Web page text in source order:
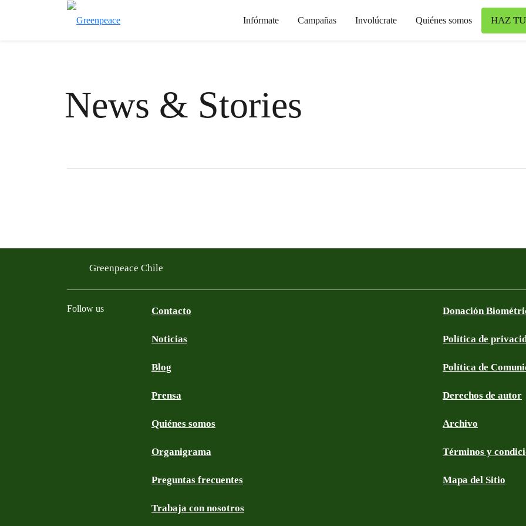
Infórmate Campañas Involúcrate Quiénes somos HAZ
News & Stories
Filtered results
Greenpeace Chile
Follow us Contacto
Noticias
Blog
Prensa
Quiénes somos
Organigrama
Preguntas frecuentes
Trabaja con nosotros
Donación
Política de
Política de
Derechos de autor
Archivo
Términos y
Mapa del Sitio